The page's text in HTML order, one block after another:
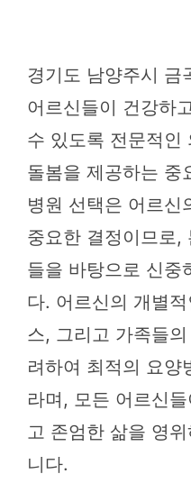
경기도 남양주시 금
어르신들이 건강하
수 있도록 전문적인
돌봄을 제공하는 중
병원 선택은 어르신
중요한 결정이므로,
들을 바탕으로 신중
다. 어르신의 개별
스, 그리고 가족들
려하여 최적의 요양
라며, 모든 어르신
고 존엄한 삶을 영
니다.